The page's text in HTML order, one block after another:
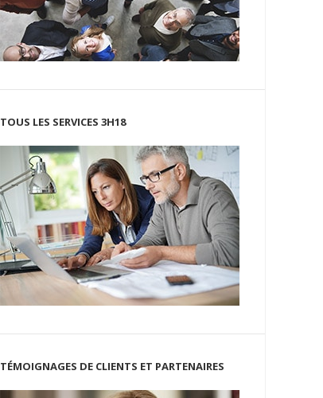
TOUS LES SERVICES 3H18
TÉMOIGNAGES DE CLIENTS ET PARTENAIRES